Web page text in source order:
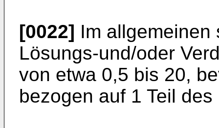
[0022] Im
Lösungs-und/oder
von etwa 0,5 bis 20,
bezogen auf 1 Teil